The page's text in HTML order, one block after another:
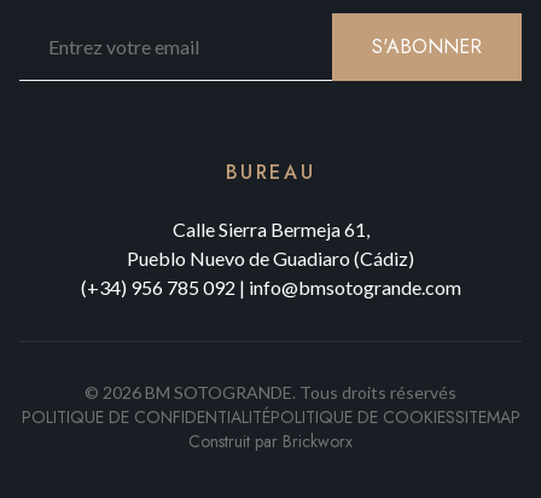
S'ABONNER
BUREAU
Calle Sierra Bermeja 61,
Pueblo Nuevo de Guadiaro (Cádiz)
(+34) 956 785 092 | info@bmsotogrande.com
© 2026 BM SOTOGRANDE. Tous droits réservés
POLITIQUE DE CONFIDENTIALITÉPOLITIQUE DE COOKIESSITEMAP
Construit par Brickworx